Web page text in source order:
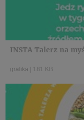
INSTA Talerz na
grafika 181 KB